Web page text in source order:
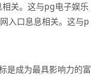
关。这与pg电子娱乐
入口息息相关。这与p
是成为最具影响力的富